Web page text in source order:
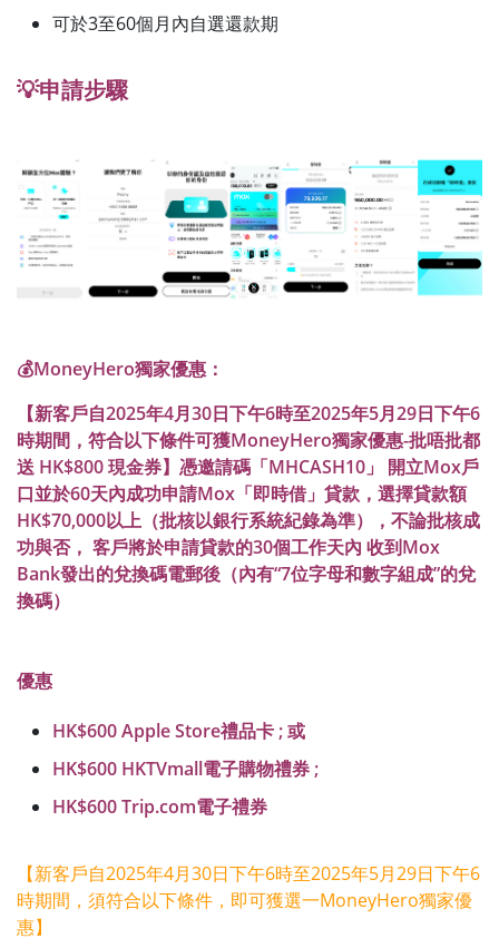
可於3至60個月內自選還款期
💡申請步驟
💰MoneyHero獨家優惠：
【新客戶自2025年4月30日下午6時至2025年5月29日下午6
時期間，符合以下條件可獲MoneyHero獨家優惠-批唔批都
送 HK$800 現金券】憑邀請碼「MHCASH10」 開立Mox戶
口並於60天內成功申請Mox「即時借」貸款，選擇貸款額
HK$70,000以上（批核以銀行系統紀錄為準），不論批核成
功與否， 客戶將於申請貸款的30個工作天內 收到Mox
Bank發出的兌換碼電郵後（內有“7位字母和數字組成”的兌
換碼）
優惠
HK$600 Apple Store禮品卡 ; 或
HK$600 HKTVmall電子購物禮券 ;
HK$600 Trip.com電子禮券
【新客戶自2025年4月30日下午6時至2025年5月29日下午6
時期間，須符合以下條件，即可獲選一MoneyHero獨家優
惠】